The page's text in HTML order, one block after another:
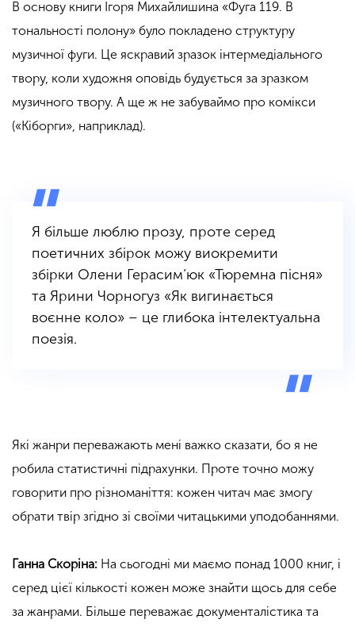
В основу книги Ігоря Михайлишина «Фуга 119. В
тональності полону» було покладено структуру
музичної фуги. Це яскравий зразок інтермедіального
твору, коли художня оповідь будується за зразком
музичного твору. А ще ж не забуваймо про комікси
(«Кіборги», наприклад).
Я більше люблю прозу, проте серед
поетичних збірок можу виокремити
збірки Олени Герасим’юк «Тюремна пісня»
та Ярини Чорногуз «Як вигинається
воєнне коло» – це глибока інтелектуальна
поезія.
Які жанри переважають мені важко сказати, бо я не
робила статистичні підрахунки. Проте точно можу
говорити про різноманіття: кожен читач має змогу
обрати твір згідно зі своїми читацькими уподобаннями.
Ганна Скоріна: На сьогодні ми маємо понад 1000 книг, і
серед цієї кількості кожен може знайти щось для себе
за жанрами. Більше переважає документалістика та